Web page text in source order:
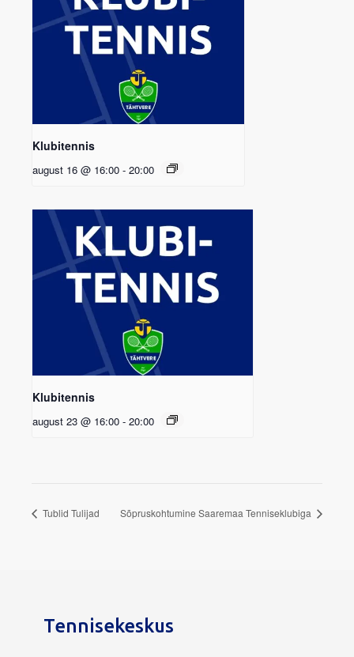
Klubitennis
august 16 @ 16:00 - 20:00
Klubitennis
august 23 @ 16:00 - 20:00
Tublid Tulijad Sõpruskohtumine Saaremaa Tenniseklubiga
Tennisekeskus